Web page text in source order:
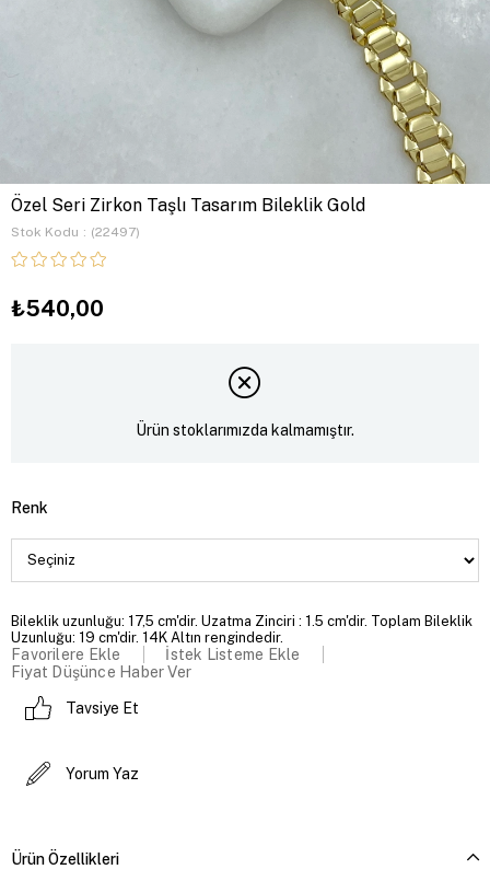
Özel Seri Zirkon Taşlı Tasarım Bileklik Gold
Stok Kodu (22497)
₺540,00
Ürün stoklarımızda kalmamıştır.
Renk
Bileklik uzunluğu: 17,5 cm'dir. Uzatma Zinciri : 1.5 cm'dir. Toplam Bileklik
Uzunluğu: 19 cm'dir. 14K Altın rengindedir.
Favorilere Ekle
İstek Listeme Ekle
Fiyat Düşünce Haber Ver
Tavsiye Et
Yorum Yaz
Ürün Özellikleri